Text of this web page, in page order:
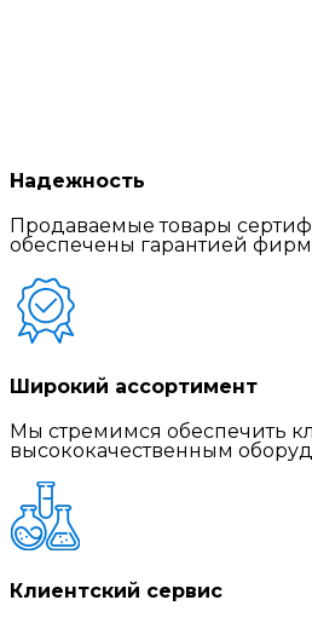
Надежность
Продаваемые товары
обеспечены гарантией
Широкий ассортимент
Мы стремимся обеспечить
высококачественным
Клиентский сервис